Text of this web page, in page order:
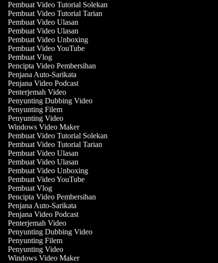
Pembuat Video Tutorial Solekan
Pembuat Video Tutorial Tarian
Pembuat Video Ulasan
Pembuat Video Ulasan
Pembuat Video Unboxing
Pembuat Video YouTube
Pembuat Vlog
Pencipta Video Pembersihan
Penjana Auto-Sarikata
Penjana Video Podcast
Penterjemah Video
Penyunting Dubbing Video
Penyunting Filem
Penyunting Video
Windows Video Maker
Pembuat Video Tutorial Solekan
Pembuat Video Tutorial Tarian
Pembuat Video Ulasan
Pembuat Video Ulasan
Pembuat Video Unboxing
Pembuat Video YouTube
Pembuat Vlog
Pencipta Video Pembersihan
Penjana Auto-Sarikata
Penjana Video Podcast
Penterjemah Video
Penyunting Dubbing Video
Penyunting Filem
Penyunting Video
Windows Video Maker